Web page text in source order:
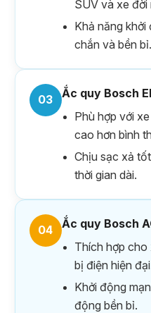
SUV và xe đời
Khả năng
chắn và bền bỉ.
03
Ắc quy Bosch
Phù hợp với
cao hơn bình
Chịu sạc xả
thời gian dài.
04
Ắc quy Bosch
Thích hợp cho
bị điện hiện
Khởi động
động bền bỉ.